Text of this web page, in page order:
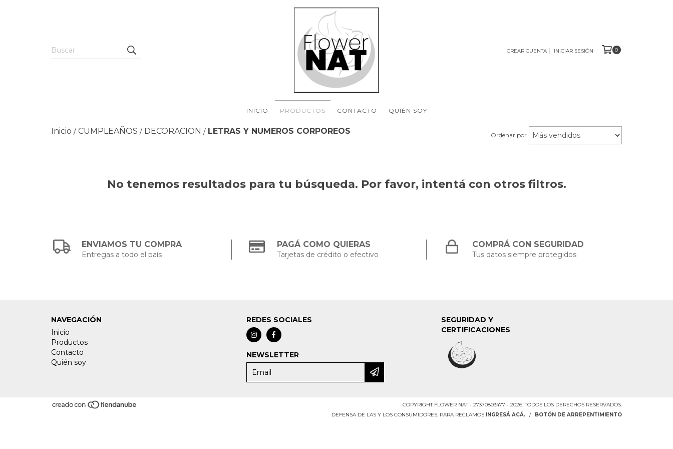
CREAR CUENTA INICIAR SESIÓN 0
INICIO PRODUCTOS CONTACTO QUIÉN SOY
Inicio / CUMPLEAÑOS / DECORACION / LETRAS Y NUMEROS CORPOREOS Ordenar por
No tenemos resultados para tu búsqueda. Por favor, intentá con otros filtros.
ENVIAMOS TU COMPRA
Entregas a todo el país
PAGÁ COMO QUIERAS
Tarjetas de crédito o efectivo
COMPRÁ CON SEGURIDAD
Tus datos siempre protegidos
NAVEGACIÓN
Inicio
Productos
Contacto
Quién soy
REDES SOCIALES
NEWSLETTER
SEGURIDAD Y
CERTIFICACIONES
COPYRIGHT FLOWER NAT - 27370803477 - 2026. TODOS LOS DERECHOS RESERVADOS.
DEFENSA DE LAS Y LOS CONSUMIDORES. PARA RECLAMOS INGRESÁ ACÁ. / BOTÓN DE ARREPENTIMIENTO